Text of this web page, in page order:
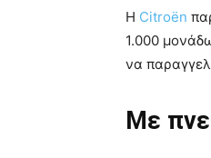
Η Citroën
1.000
να
Με